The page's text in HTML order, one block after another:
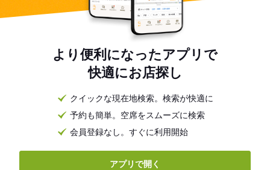
より便利になったアプリで
快適にお店探し
クイックな現在地検索。検索が快適に
予約も簡単。空席をスムーズに検索
会員登録なし。すぐに利用開始
アプリで開く